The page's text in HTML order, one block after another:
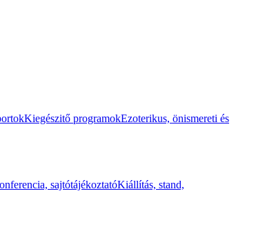
Kiegészitő programokEzoterikus, önismereti és
sajtótájékoztatóKiállítás, stand,